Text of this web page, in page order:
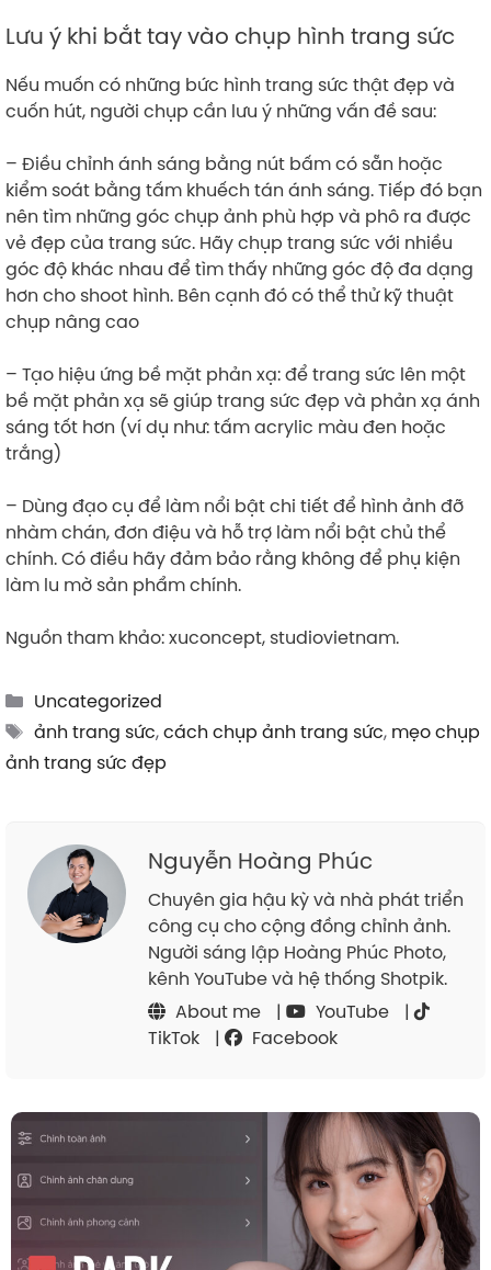
Lưu ý khi bắt tay vào chụp hình trang sức
Nếu muốn có những bức hình trang sức thật đẹp và
cuốn hút, người chụp cần lưu ý những vấn đề sau:
– Điều chỉnh ánh sáng bằng nút bấm có sẵn hoặc
kiểm soát bằng tấm khuếch tán ánh sáng. Tiếp đó bạn
nên tìm những góc chụp ảnh phù hợp và phô ra được
vẻ đẹp của trang sức. Hãy chụp trang sức với nhiều
góc độ khác nhau để tìm thấy những góc độ đa dạng
hơn cho shoot hình. Bên cạnh đó có thể thử kỹ thuật
chụp nâng cao
– Tạo hiệu ứng bề mặt phản xạ: để trang sức lên một
bề mặt phản xạ sẽ giúp trang sức đẹp và phản xạ ánh
sáng tốt hơn (ví dụ như: tấm acrylic màu đen hoặc
trắng)
– Dùng đạo cụ để làm nổi bật chi tiết để hình ảnh đỡ
nhàm chán, đơn điệu và hỗ trợ làm nổi bật chủ thể
chính. Có điều hãy đảm bảo rằng không để phụ kiện
làm lu mờ sản phẩm chính.
Nguồn tham khảo: xuconcept, studiovietnam.
Categories
Uncategorized
Tags
ảnh trang sức,cách chụp ảnh trang sức, mẹo chụp
ảnh trang sức đẹp
Nguyễn Hoàng Phúc
Chuyên gia hậu kỳ và nhà phát triển
công cụ cho cộng đồng chỉnh ảnh.
Người sáng lập Hoàng Phúc Photo,
kênh YouTube và hệ thống Shotpik.
About me
| YouTube
|
TikTok
| Facebook